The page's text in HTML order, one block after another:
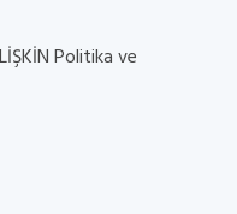
Politika ve